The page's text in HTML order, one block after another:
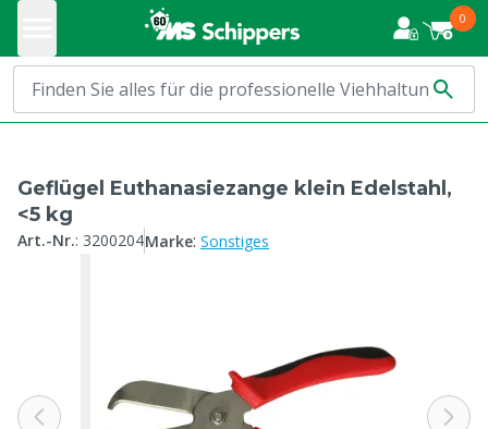
0
Geflügel Euthanasiezange klein Edelstahl,
<5 kg
Art.-Nr.: 3200204Marke: Sonstiges